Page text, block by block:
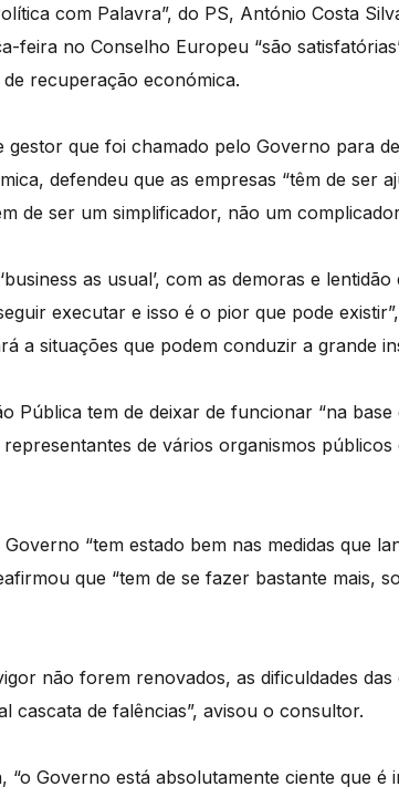
com Palavra”, do PS, António Costa
feira no Conselho Europeu “são
recuperação económica.
que foi chamado pelo Governo para
defendeu que as empresas “têm de ser
de ser um simplificador, não um
as usual’, com as demoras e
executar e isso é o pior que pode
a situações que podem conduzir a grande
Pública tem de deixar de funcionar “na
de vários organismos públicos
“tem estado bem nas medidas que
que “tem de se fazer bastante mais,
não forem renovados, as dificuldades
cascata de falências”, avisou o consultor.
“o Governo está absolutamente ciente que é